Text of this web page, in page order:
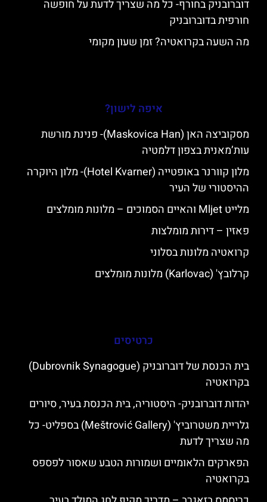
דוברובניק בחורף- כל מה שצריך לדעת על חופשה
חורפית בדוברובניק
מה השעה בקרואטיה? זמן שעון מקומי
איפה לישון?
מסקוביצה האן (Maskovica Han)- פנינת מורשת
עות’מאנית בצפון דלמטיה
מלון קוורנר באופטייה (Hotel Kvarner)- מלון היוקרה
ההיסטורי של העיר
מלייט Mljet והאיים הסמוכים – מלונות מומלצים
פאזין – דירות מומלצות
קרואטיה מלונות בסלוני
קרלובץ' (Karlovac) מלונות מומלצים
כרטיסים
בית הכנסת של דוברובניק (Dubrovnik Synagogue)
בקרואטיה
יהדות דוברובניק- היסטוריה, בית הכנסת בעיר, סיורים
גלריית משטרוביץ' (Meštrović Gallery) בספליט- כל
מה שצריך לדעת
הפארקים הלאומיים ושמורות הטבע שאסור לפספס
בקרואטיה